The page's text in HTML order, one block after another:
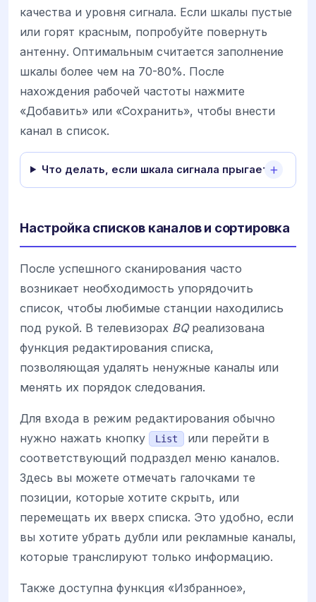
качества и уровня сигнала. Если шкалы пустые
или горят красным, попробуйте повернуть
антенну. Оптимальным считается заполнение
шкалы более чем на 70-80%. После
нахождения рабочей частоты нажмите
«Добавить» или «Сохранить», чтобы внести
канал в список.
Что делать, если шкала сигнала прыгает?
Настройка списков каналов и сортировка
После успешного сканирования часто
возникает необходимость упорядочить
список, чтобы любимые станции находились
под рукой. В телевизорах BQреализована
функция редактирования списка,
позволяющая удалять ненужные каналы или
менять их порядок следования.
Для входа в режим редактирования обычно
нужно нажать кнопку
List
или перейти в
соответствующий подраздел меню каналов.
Здесь вы можете отмечать галочками те
позиции, которые хотите скрыть, или
перемещать их вверх списка. Это удобно, если
вы хотите убрать дубли или рекламные каналы,
которые транслируют только информацию.
Также доступна функция «Избранное»,